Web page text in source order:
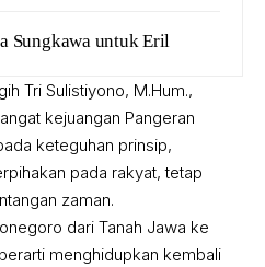
Sungkawa untuk Eril
Tri Sulistiyono, M.Hum.,
kejuangan Pangeran
keteguhan prinsip,
pada rakyat, tetap
zaman.
dari Tanah Jawa ke
menghidupkan kembali